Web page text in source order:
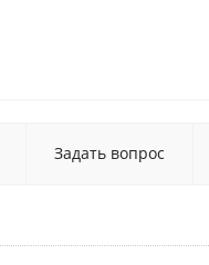
Задать вопрос